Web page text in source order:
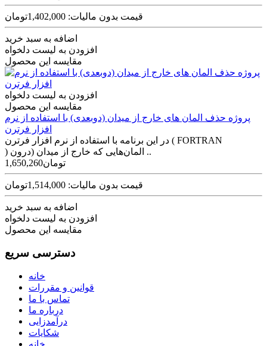
قیمت بدون مالیات: 1,402,000تومان
اضافه به سبد خرید
افزودن به لیست دلخواه
مقایسه این محصول
افزودن به لیست دلخواه
مقایسه این محصول
پروژه حذف المان های خارج از میدان (دوبعدی) با استفاده از نرم
افزار فرترن
در این برنامه با استفاده از نرم افزار فرترن ( FORTRAN
) المان‌هایی که خارج از میدان (درون ..
1,650,260تومان
قیمت بدون مالیات: 1,514,000تومان
اضافه به سبد خرید
افزودن به لیست دلخواه
مقایسه این محصول
دسترسی سریع
خانه
قوانین و مقررات
تماس با ما
درباره ما
درآمدزایی
شکایات